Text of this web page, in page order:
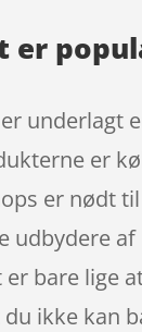
er
underlagt
er
er nødt
udbydere af
bare lige
du ikke kan